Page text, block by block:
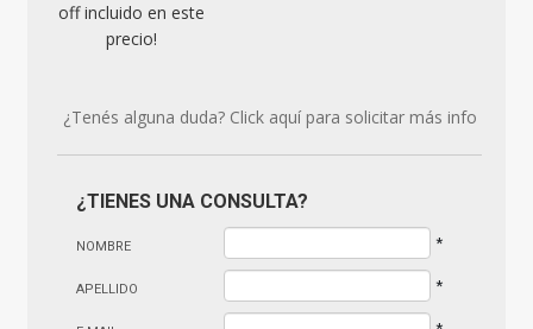
off incluido en este
precio!
¿Tenés alguna duda? Click aquí para solicitar más info